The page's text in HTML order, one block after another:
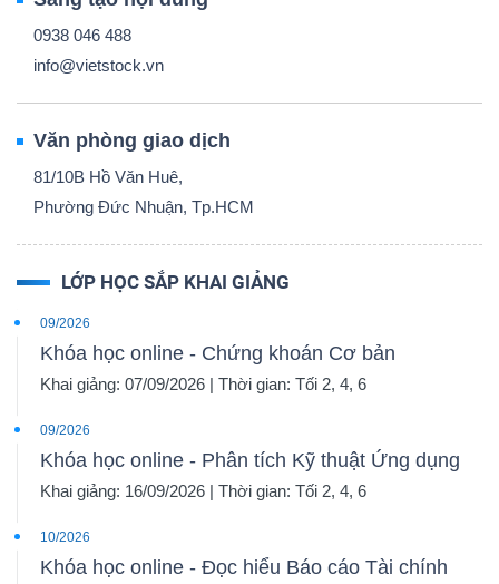
0938 046 488
info@vietstock.vn
Văn phòng giao dịch
81/10B Hồ Văn Huê,
Phường Đức Nhuận, Tp.HCM
LỚP HỌC SẮP KHAI GIẢNG
09/2026
Khóa học online - Chứng khoán Cơ bản
Khai giảng: 07/09/2026 | Thời gian: Tối 2, 4, 6
09/2026
Khóa học online - Phân tích Kỹ thuật Ứng dụng
Khai giảng: 16/09/2026 | Thời gian: Tối 2, 4, 6
10/2026
Khóa học online - Đọc hiểu Báo cáo Tài chính